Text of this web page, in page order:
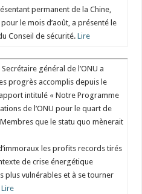
permanent de la Chine,
le mois d’août, a présenté le
Conseil de sécurité.Lire
Secrétaire général de l’ONU a
progrès accomplis depuis le
intitulé « Notre Programme
de l’ONU pour le quart de
que le statu quo mènerait
les profits records tirés
de crise énergétique
plus vulnérables et à se tourner
Lire